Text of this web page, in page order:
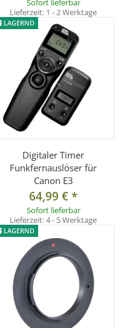
verwendeten Objektiv
Filtergewinde 58 mm
Sofort lieferbar
Lieferzeit: 1 - 2 Werktage
LAGERND
Digitaler Timer
Funkfernauslöser für
Canon E3
64,99 €*
Sofort lieferbar
Lieferzeit:4 - 5 Werktage
LAGERND